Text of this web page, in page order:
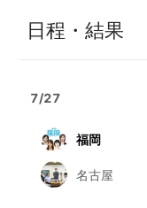
日程・結果
7/27
福岡
名古屋